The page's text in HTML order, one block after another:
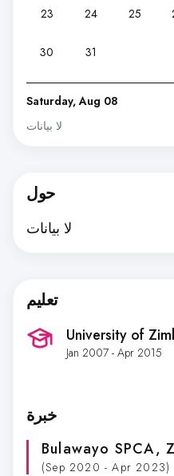
23 24 25
30 31
Saturday, Aug 08
لا بيانات
حول
لا بيانات
تعليم
University of
Jan 2007 - Apr 2015
خبرة
Bulawayo SPCA,
(Sep 2020 - Apr 2023)